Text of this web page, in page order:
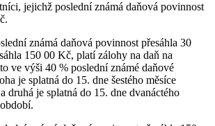
jejichž poslední známá daňová povinnost
známá daňová povinnost přesáhla 30
150 00 Kč, platí zálohy na daň na
ve výši 40 % poslední známé daňové
je splatná do 15. dne šestého měsíce
druhá je splatná do 15. dne dvanáctého